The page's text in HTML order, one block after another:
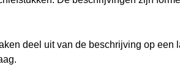
deel uit van de beschrijving op een